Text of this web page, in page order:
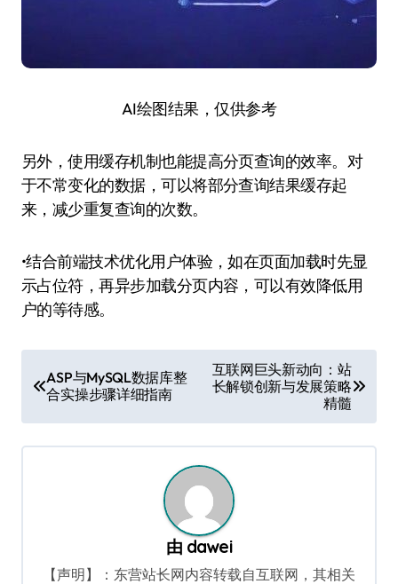
AI绘图结果，仅供参考
另外，使用缓存机制也能提高分页查询的效率。对
于不常变化的数据，可以将部分查询结果缓存起
来，减少重复查询的次数。
•结合前端技术优化用户体验，如在页面加载时先显
示占位符，再异步加载分页内容，可以有效降低用
户的等待感。
章
导
航
ASP与MySQL数据库整
合实操步骤详细指南
互联网巨头新动向：站
长解锁创新与发展策略
精髓
由 dawei
【声明】：东营站长网内容转载自互联网，其相关